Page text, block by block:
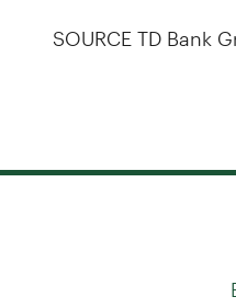
SOURCE TD Bank